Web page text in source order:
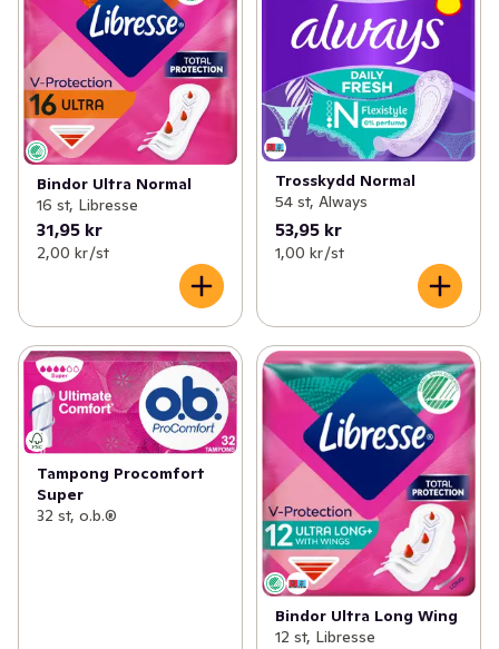
Bindor Ultra Normal
16 st, Libresse
31,95 kr
2,00 kr /st
Trosskydd Normal
54 st, Always
53,95 kr
1,00 kr /st
Tampong Procomfort
Super
32 st, o.b.®
Bindor Ultra Long Wing
12 st, Libresse